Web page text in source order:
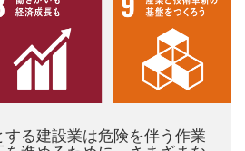
る建設業は危険を伴う作業